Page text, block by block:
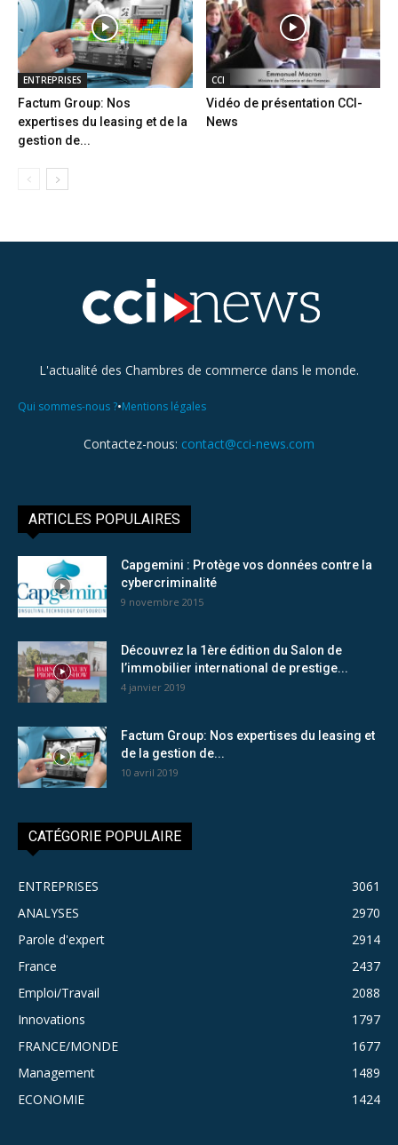
ENTREPRISES
Factum Group: Nos
expertises du leasing et de la
gestion de...
CCI
Vidéo de présentation CCI-
News
L'actualité des Chambres de commerce dans le monde.
Qui sommes-nous ?•Mentions légales
Contactez-nous: contact@cci-news.com
ARTICLES POPULAIRES
Capgemini : Protège vos données contre la
cybercriminalité
9 novembre 2015
Découvrez la 1ère édition du Salon de
l’immobilier international de prestige...
4 janvier 2019
Factum Group: Nos expertises du leasing et
de la gestion de...
10 avril 2019
CATÉGORIE POPULAIRE
ENTREPRISES
3061
ANALYSES
2970
Parole d'expert
2914
France
2437
Emploi/Travail
2088
Innovations
1797
FRANCE/MONDE
1677
Management
1489
ECONOMIE
1424